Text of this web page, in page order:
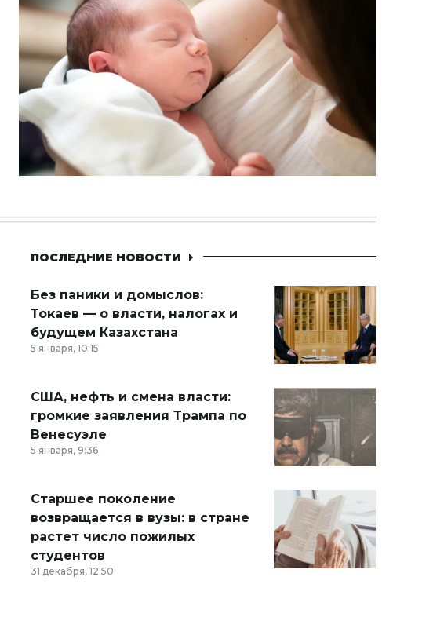
ПОСЛЕДНИЕ НОВОСТИ
Без паники и домыслов:
Токаев — о власти, налогах и
будущем Казахстана
5 января, 10:15
США, нефть и смена власти:
громкие заявления Трампа по
Венесуэле
5 января, 9:36
Старшее поколение
возвращается в вузы: в стране
растет число пожилых
студентов
31 декабря, 12:50